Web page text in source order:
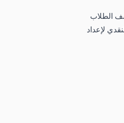
الطلاب
لإعداد